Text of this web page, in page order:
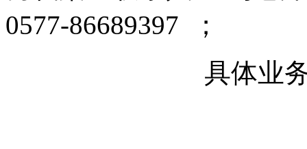
0577-86689397 ；
具体业务